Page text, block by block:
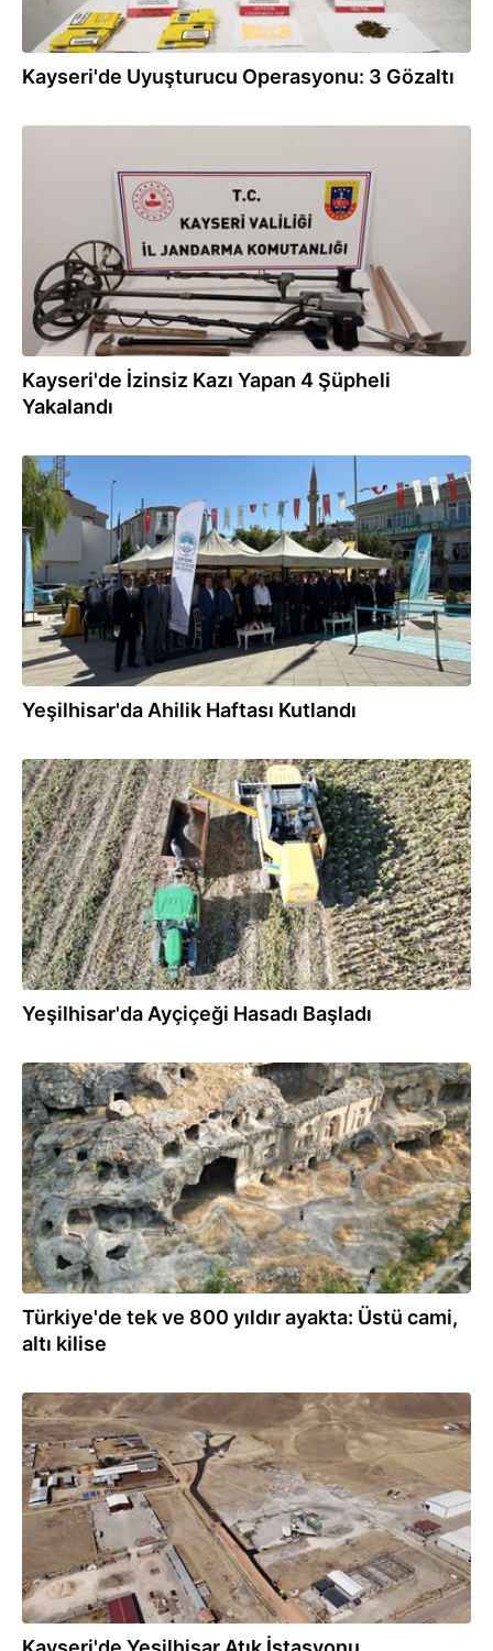
Kayseri'de Uyuşturucu Operasyonu: 3 Gözaltı
Kayseri'de İzinsiz Kazı Yapan 4 Şüpheli
Yakalandı
25.09.2025
Yeşilhisar'da Ahilik Haftası Kutlandı
13.09.2025
Yeşilhisar'da Ayçiçeği Hasadı Başladı
08.09.2025
Türkiye'de tek ve 800 yıldır ayakta: Üstü cami,
altı kilise
07.09.2025